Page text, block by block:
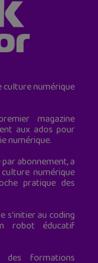
culture numérique
magazine
aux ados pour
numérique.
abonnement, a
numérique
pratique des
s'initier au coding
robot éducatif
des formations